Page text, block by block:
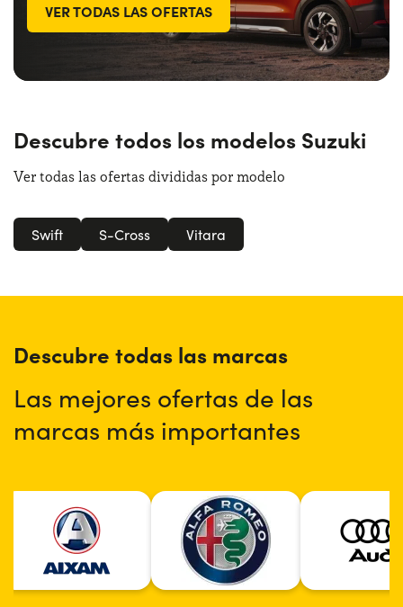
VER TODAS LAS OFERTAS
Descubre todos los modelos Suzuki
Ver todas las ofertas divididas por modelo
Swift S-Cross Vitara
Descubre todas las marcas
Las mejores ofertas de las
marcas más importantes